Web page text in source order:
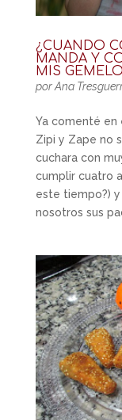
¿CUANDO
MANDA Y
MIS
porAna
Ya comenté en
Zipi y Zape no
cuchara con
cumplir cuatro
este tiempo?)
nosotros sus